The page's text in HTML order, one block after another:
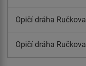
Opičí dráha
Opičí dráha